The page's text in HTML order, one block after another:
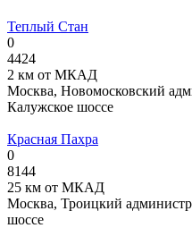
Теплый Стан
0
4424
2 км от МКАД
Москва, Новомосковский
Калужское шоссе
Красная Пахра
0
8144
25 км от МКАД
Москва, Троицкий
шоссе